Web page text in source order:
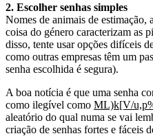
2. Escolher senhas simples
Nomes de animais de estimação,
coisa do género caracterizam as
disso, tente usar opções difíceis
como outras empresas têm um
senha escolhida é segura).
A boa notícia é que uma senha
como ilegível como ML)k[V/
aleatório do qual numa se vai
criação de senhas fortes e fáceis